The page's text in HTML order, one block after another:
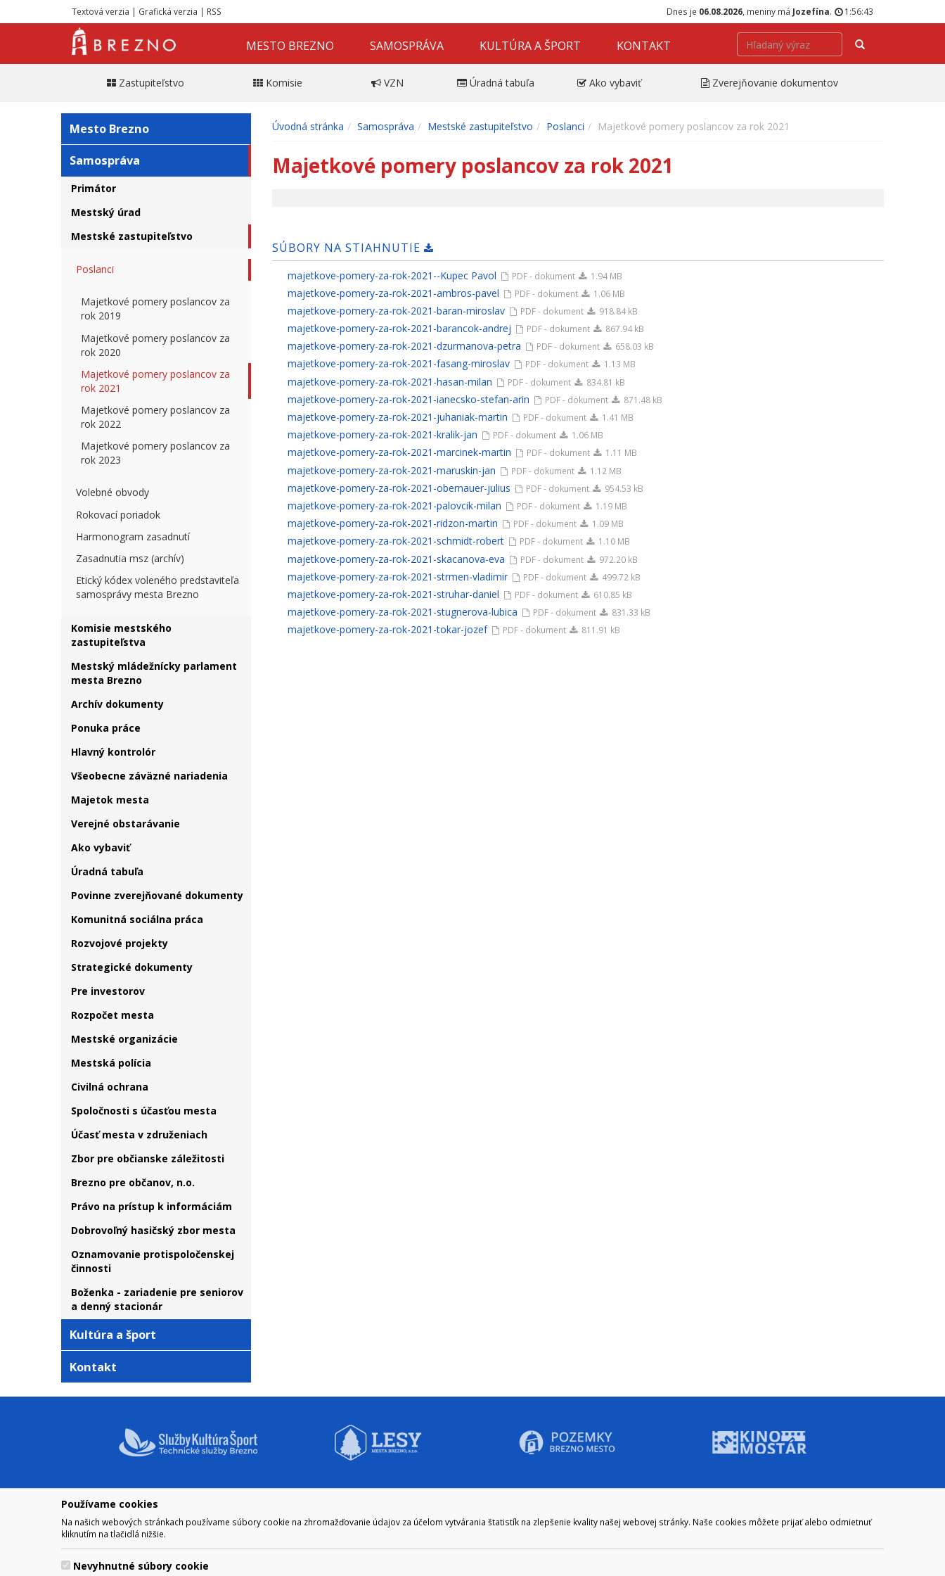
Používame cookies
Na našich webových stránkach používame súbory cookie na zhromažďovanie údajov za účelom vytvárania štatistík na zlepšenie kvality našej webovej stránky. Naše cookies môžete prijať alebo odmietnuť
kliknutím na tlačidlá nižšie.
Nevyhnutné súbory cookie
Textová verzia | Grafická verzia | RSS Dnes je 06.08.2026 , meniny má Jozefína. 1:56:43
MESTO BREZNO SAMOSPRÁVA KULTÚRA A ŠPORT KONTAKT Hľadať
Zastupiteľstvo Komisie VZN Úradná tabuľa Ako vybaviť Zverejňovanie dokumentov
Mesto Brezno
Samospráva
Primátor
Mestský úrad
Mestské zastupiteľstvo
Poslanci
Majetkové pomery poslancov za
rok 2019
Majetkové pomery poslancov za
rok 2020
Majetkové pomery poslancov za
rok 2021
Majetkové pomery poslancov za
rok 2022
Majetkové pomery poslancov za
rok 2023
Volebné obvody
Rokovací poriadok
Harmonogram zasadnutí
Zasadnutia msz (archív)
Etický kódex voleného predstaviteľa
samosprávy mesta Brezno
Komisie mestského
zastupiteľstva
Mestský mládežnícky parlament
mesta Brezno
Archív dokumenty
Ponuka práce
Hlavný kontrolór
Všeobecne záväzné nariadenia
Majetok mesta
Verejné obstarávanie
Ako vybaviť
Úradná tabuľa
Povinne zverejňované dokumenty
Komunitná sociálna práca
Rozvojové projekty
Strategické dokumenty
Pre investorov
Rozpočet mesta
Mestské organizácie
Mestská polícia
Civilná ochrana
Spoločnosti s účasťou mesta
Účasť mesta v združeniach
Zbor pre občianske záležitosti
Brezno pre občanov, n.o.
Právo na prístup k informáciám
Dobrovoľný hasičský zbor mesta
Oznamovanie protispoločenskej
činnosti
Boženka - zariadenie pre seniorov
a denný stacionár
Kultúra a šport
Kontakt
Úvodná stránka Samospráva Mestské zastupiteľstvo Poslanci Majetkové pomery poslancov za rok 2021
Majetkové pomery poslancov za rok 2021
SÚBORY NA STIAHNUTIE
majetkove-pomery-za-rok-2021--Kupec Pavol PDF - dokument 1.94 MB
majetkove-pomery-za-rok-2021-ambros-pavel PDF - dokument 1.06 MB
majetkove-pomery-za-rok-2021-baran-miroslav PDF - dokument 918.84 kB
majetkove-pomery-za-rok-2021-barancok-andrej PDF - dokument 867.94 kB
majetkove-pomery-za-rok-2021-dzurmanova-petra PDF - dokument 658.03 kB
majetkove-pomery-za-rok-2021-fasang-miroslav PDF - dokument 1.13 MB
majetkove-pomery-za-rok-2021-hasan-milan PDF - dokument 834.81 kB
majetkove-pomery-za-rok-2021-ianecsko-stefan-arin PDF - dokument 871.48 kB
majetkove-pomery-za-rok-2021-juhaniak-martin PDF - dokument 1.41 MB
majetkove-pomery-za-rok-2021-kralik-jan PDF - dokument 1.06 MB
majetkove-pomery-za-rok-2021-marcinek-martin PDF - dokument 1.11 MB
majetkove-pomery-za-rok-2021-maruskin-jan PDF - dokument 1.12 MB
majetkove-pomery-za-rok-2021-obernauer-julius PDF - dokument 954.53 kB
majetkove-pomery-za-rok-2021-palovcik-milan PDF - dokument 1.19 MB
majetkove-pomery-za-rok-2021-ridzon-martin PDF - dokument 1.09 MB
majetkove-pomery-za-rok-2021-schmidt-robert PDF - dokument 1.10 MB
majetkove-pomery-za-rok-2021-skacanova-eva PDF - dokument 972.20 kB
majetkove-pomery-za-rok-2021-strmen-vladimir PDF - dokument 499.72 kB
majetkove-pomery-za-rok-2021-struhar-daniel PDF - dokument 610.85 kB
majetkove-pomery-za-rok-2021-stugnerova-lubica PDF - dokument 831.33 kB
majetkove-pomery-za-rok-2021-tokar-jozef PDF - dokument 811.91 kB
NAVIGÁCIA
Mesto Brezno
Samospráva
Kultúra a šport
OTVÁRACIE HODINY:
Pre zobrazenie kliknite tu:
KONTAKT
048/28 56 301, 048/28 56 302
Mestský úrad Brezno